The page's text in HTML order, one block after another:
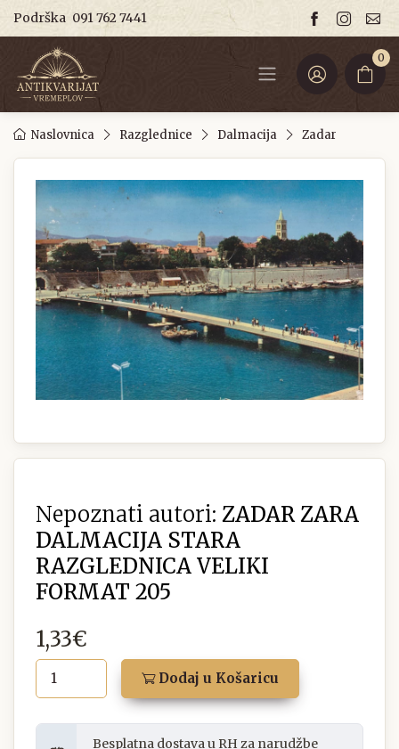
Podrška 091 762 7441
0
Naslovnica Razglednice Dalmacija Zadar
Nepoznati autori: ZADAR ZARA
DALMACIJA STARA
RAZGLEDNICA VELIKI
FORMAT 205
1,33€
Dodaj u Košaricu
Besplatna dostava u RH za narudžbe